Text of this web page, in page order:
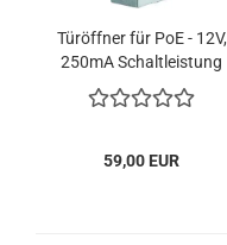
Türöffner für PoE - 12V,
250mA Schaltleistung
59,00 EUR